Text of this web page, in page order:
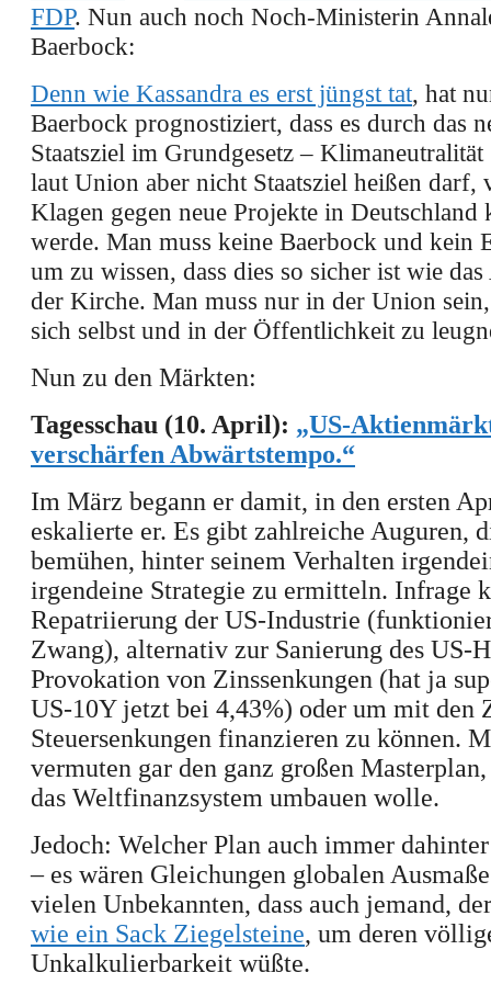
FDP. Nun auch noch Noch-Ministerin
Baerbock:
Denn wie Kassandra es erst jüngst tat, hat
Baerbock prognostiziert, dass es durch das
Staatsziel im Grundgesetz – Klimaneutralität
laut Union aber nicht Staatsziel heißen darf,
Klagen gegen neue Projekte in Deutschland
werde. Man muss keine Baerbock und kein
um zu wissen, dass dies so sicher ist wie
der Kirche. Man muss nur in der Union
sich selbst und in der Öffentlichkeit zu
Nun zu den Märkten:
Tagesschau (10. April): „US-
verschärfen Abwärtstempo.“
Im März begann er damit, in den ersten
eskalierte er. Es gibt zahlreiche Auguren,
bemühen, hinter seinem Verhalten
irgendeine Strategie zu ermitteln. Infrage
Repatriierung der US-Industrie
Zwang), alternativ zur Sanierung des US-
Provokation von Zinssenkungen (hat ja
US-10Y jetzt bei 4,43%) oder um mit den
Steuersenkungen finanzieren zu können.
vermuten gar den ganz großen
das Weltfinanzsystem umbauen wolle.
Jedoch: Welcher Plan auch immer
– es wären Gleichungen globalen
vielen Unbekannten, dass auch jemand,
wie ein Sack Ziegelsteine, um deren
Unkalkulierbarkeit wüßte.